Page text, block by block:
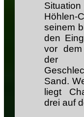
seinem
den
vor
der
Sand.
liegt
drei auf